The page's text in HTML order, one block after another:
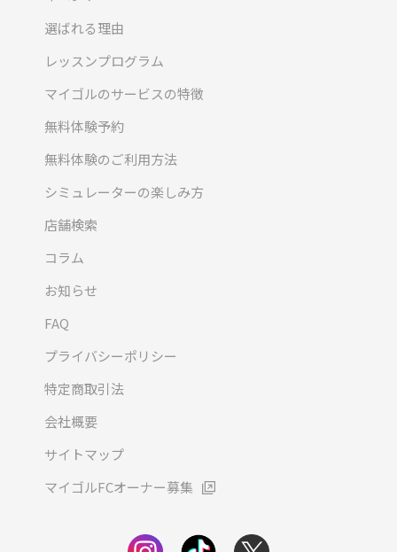
選ばれる理由
レッスンプログラム
マイゴルのサービスの特徴
無料体験予約
無料体験のご利用方法
シミュレーターの楽しみ方
店舗検索
コラム
お知らせ
FAQ
プライバシーポリシー
特定商取引法
会社概要
サイトマップ
マイゴルFCオーナー募集